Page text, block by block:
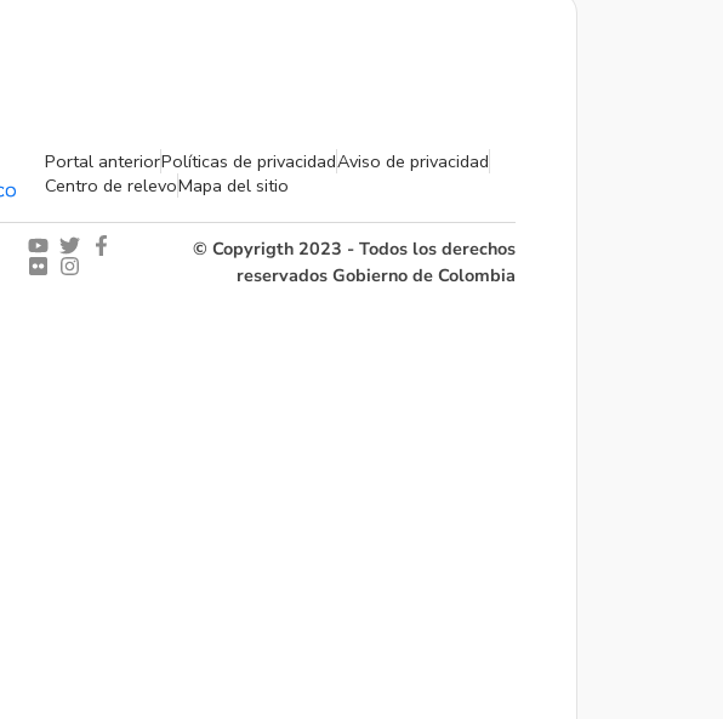
Portal anteriorPolíticas de privacidadAviso de privacidad
Centro de relevoMapa del sitio
© Copyrigth 2023 - Todos los derechos
reservados Gobierno de Colombia